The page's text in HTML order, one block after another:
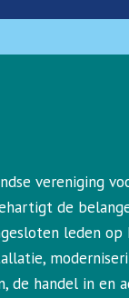
vereniging
de
leden op
de handel in en